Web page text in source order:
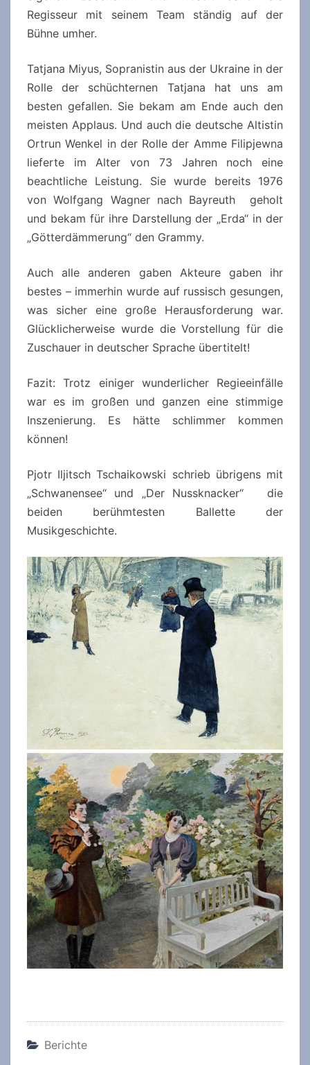
Regisseur mit seinem Team ständig auf der
Bühne umher.
Tatjana Miyus, Sopranistin aus der Ukraine in der
Rolle der schüchternen Tatjana hat uns am
besten gefallen. Sie bekam am Ende auch den
meisten Applaus. Und auch die deutsche Altistin
Ortrun Wenkel in der Rolle der Amme Filipjewna
lieferte im Alter von 73 Jahren noch eine
beachtliche Leistung. Sie wurde bereits 1976
von Wolfgang Wagner nach Bayreuth geholt
und bekam für ihre Darstellung der „Erda“ in der
„Götterdämmerung“ den Grammy.
Auch alle anderen gaben Akteure gaben ihr
bestes – immerhin wurde auf russisch gesungen,
was sicher eine große Herausforderung war.
Glücklicherweise wurde die Vorstellung für die
Zuschauer in deutscher Sprache übertitelt!
Fazit: Trotz einiger wunderlicher Regieeinfälle
war es im großen und ganzen eine stimmige
Inszenierung. Es hätte schlimmer kommen
können!
Pjotr Iljitsch Tschaikowski schrieb übrigens mit
„Schwanensee“ und „Der Nussknacker“ die
beiden berühmtesten Ballette der
Musikgeschichte.
Berichte